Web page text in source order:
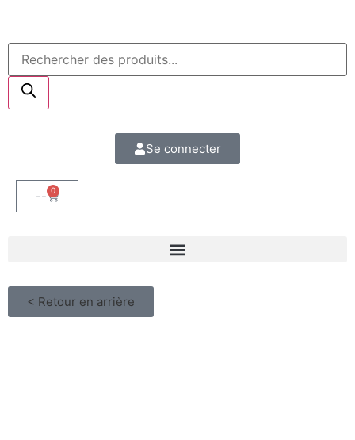
Se connecter
-- 0
< Retour en arrière